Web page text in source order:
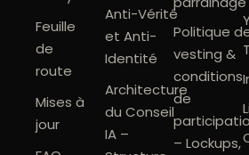
Feuille
de
route
Mises à
jour
Anti-Vérité
et Anti-
Identité
Architecture
du Conseil
IA –
Politique
vesting &
conditions
de
– Lockups,